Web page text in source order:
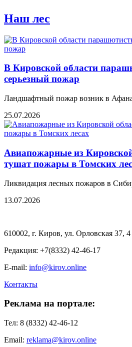
Наш лес
В Кировской области
серьезный пожар
Ландшафтный пожар возник в
25.07.2026
Авиапожарные из
тушат пожары в Томских
Ликвидация лесных пожаров в
13.07.2026
610002, г. Киров, ул. Орловская 37,
Редакция: +7(8332) 42-46-17
E-mail: info@kirov.online
Контакты
Реклама на портале:
Тел: 8 (8332) 42-46-12
Email: reklama@kirov.online